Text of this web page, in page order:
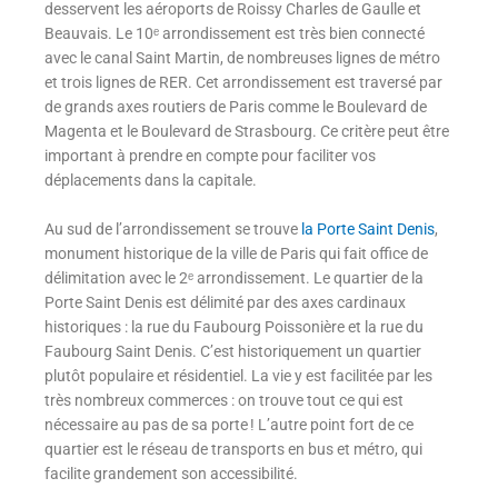
desservent les aéroports de Roissy Charles de Gaulle et
Beauvais. Le 10ᵉ arrondissement est très bien connecté
avec le canal Saint Martin, de nombreuses lignes de métro
et trois lignes de RER. Cet arrondissement est traversé par
de grands axes routiers de Paris comme le Boulevard de
Magenta et le Boulevard de Strasbourg. Ce critère peut être
important à prendre en compte pour faciliter vos
déplacements dans la capitale.
Au sud de l’arrondissement se trouve la Porte Saint Denis,
monument historique de la ville de Paris qui fait office de
délimitation avec le 2ᵉ arrondissement. Le quartier de la
Porte Saint Denis est délimité par des axes cardinaux
historiques : la rue du Faubourg Poissonière et la rue du
Faubourg Saint Denis. C’est historiquement un quartier
plutôt populaire et résidentiel. La vie y est facilitée par les
très nombreux commerces : on trouve tout ce qui est
nécessaire au pas de sa porte ! L’autre point fort de ce
quartier est le réseau de transports en bus et métro, qui
facilite grandement son accessibilité.